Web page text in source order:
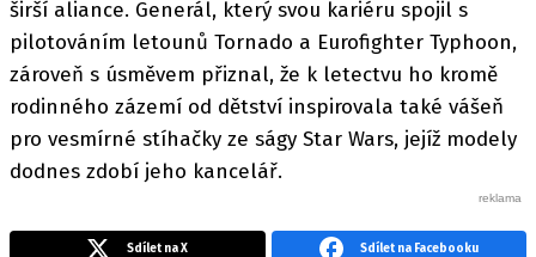
širší aliance. Generál, který svou kariéru spojil s
pilotováním letounů Tornado a Eurofighter Typhoon,
zároveň s úsměvem přiznal, že k letectvu ho kromě
rodinného zázemí od dětství inspirovala také vášeň
pro vesmírné stíhačky ze ságy Star Wars, jejíž modely
dodnes zdobí jeho kancelář.
Sdílet na X Sdílet na Facebooku